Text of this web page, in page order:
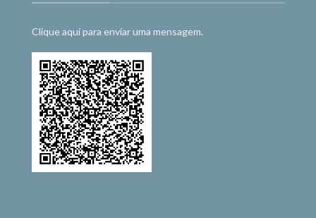
Clique aqui para enviar uma mensagem.